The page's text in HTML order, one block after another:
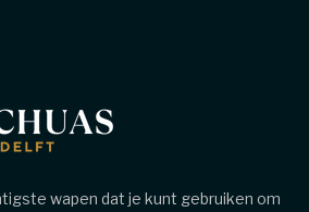
wapen dat je kunt gebruiken om